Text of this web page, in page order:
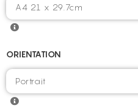
ORIENTATION